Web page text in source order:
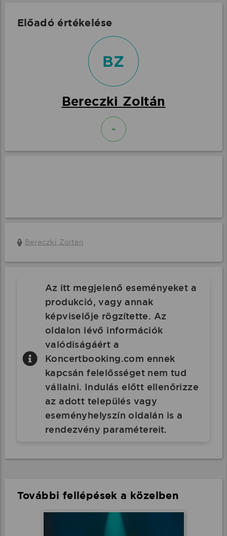
Előadó értékelése
BZ
Bereczki Zoltán
-
Bereczki Zoltán
Az itt megjelenő eseményeket a
produkció, vagy annak
képviselője rögzítette. Az
oldalon lévő információk
valódiságáért a
Koncertbooking.com ennek
kapcsán felelősséget nem tud
vállalni. Indulás előtt ellenőrizze
az adott település vagy
eseményhelyszín oldalán is a
rendezvény paramétereit.
További fellépések a közelben